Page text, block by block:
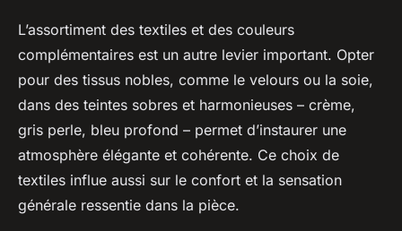
L’assortiment des textiles et des couleurs
complémentaires est un autre levier important. Opter
pour des tissus nobles, comme le velours ou la soie,
dans des teintes sobres et harmonieuses – crème,
gris perle, bleu profond – permet d’instaurer une
atmosphère élégante et cohérente. Ce choix de
textiles influe aussi sur le confort et la sensation
générale ressentie dans la pièce.